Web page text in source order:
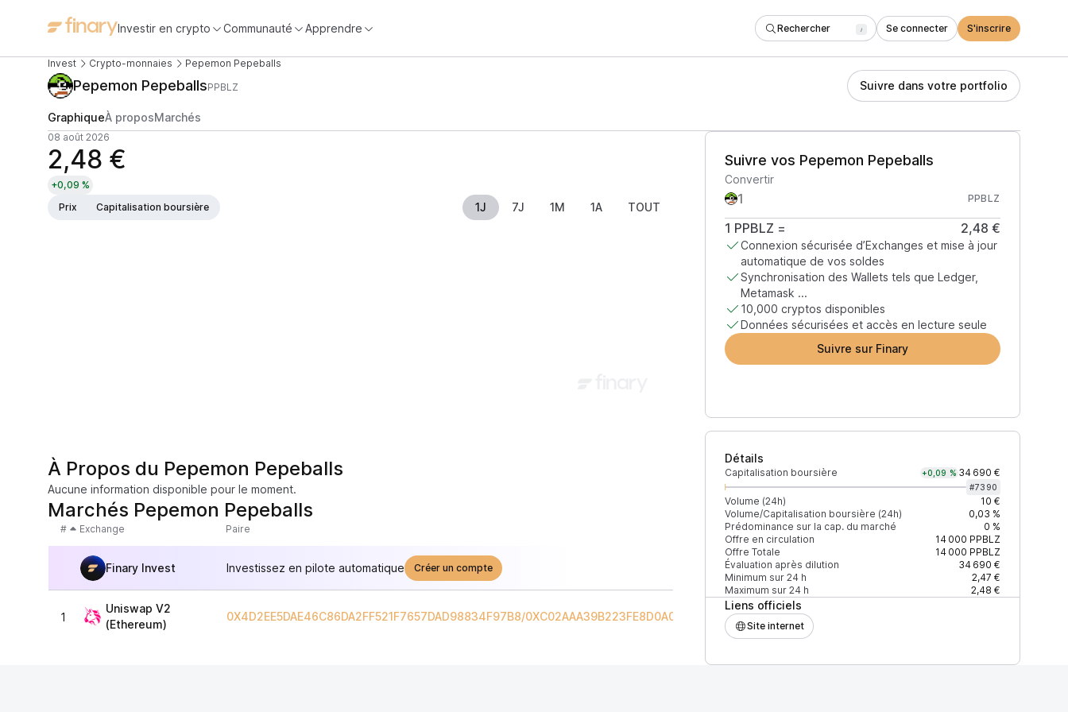
Investir en crypto Communauté Apprendre Rechercher / Se connecter S'inscrire
Invest Crypto-monnaies Pepemon Pepeballs
Pepemon PepeballsPPBLZ Suivre dans votre portfolio
GraphiqueÀ proposMarchés
08 août 2026
2,48 €
+0,09 %
Prix
Capitalisation boursière 1J 7J 1M 1A TOUT
Suivre vos Pepemon Pepeballs
Convertir
PPBLZ
1 PPBLZ = 2,48 €
Connexion sécurisée d’Exchanges et mise à jour
automatique de vos soldes
Synchronisation des Wallets tels que Ledger,
Metamask ...
10,000 cryptos disponibles
Données sécurisées et accès en lecture seule
Suivre sur Finary
Détails
Capitalisation boursière +0,09 % 34 690 €
#7390
Volume (24h)
10 €
Volume/Capitalisation boursière (24h)
0,03 %
Prédominance sur la cap. du marché
0 %
Offre en circulation
14 000 PPBLZ
Offre Totale
14 000 PPBLZ
Évaluation après dilution
34 690 €
Minimum sur 24 h
2,47 €
Maximum sur 24 h
2,48 €
Liens officiels
Site internet
À Propos du Pepemon Pepeballs
Aucune information disponible pour le moment.
Marchés Pepemon Pepeballs
# Exchange Paire +2% depth
Finary Invest Investissez en pilote automatique Créer un compte
1
Uniswap V2
(Ethereum)
0X4D2EE5DAE46C86DA2FF521F7657DAD98834F97B8/0XC02AAA39B223FE8D0A0E5C4F27EAD9083C756CC2